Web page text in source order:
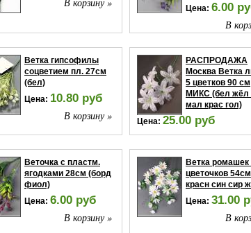
Цена: 6.00
В
Ветка гипсофилы
соцветием пл. 27см
(бел)
Цена: 10.80 руб
В корзину »
РАСПРОДАЖА
Москва Ветка
5 цветков 90 см
МИКС (бел жёл
мал крас гол)
Цена: 25.00 руб
В
Веточка с пластм.
ягодками 28см (борд
фиол)
Цена: 6.00 руб
В корзину »
Ветка ромашек
цветочков
красн син сир
Цена: 31.00
В